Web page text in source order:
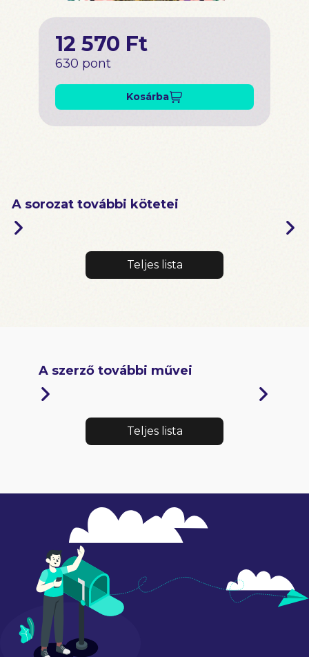
12 570 Ft
630 pont
Kosárba
A sorozat további kötetei
Teljes lista
A szerző további művei
Teljes lista